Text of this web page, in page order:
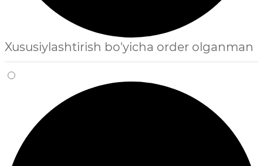
Xususiylashtirish bo'yicha order olganman